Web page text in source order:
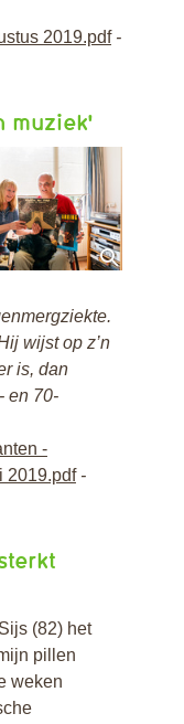
2019.pdf
muziek'
wijst op z’n
is, dan
en 70-
-
2019.pdf
(82) het
pillen
weken